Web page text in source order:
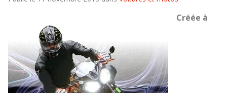
Créée à